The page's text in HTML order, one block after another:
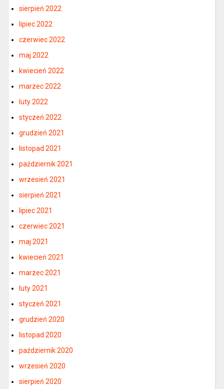
sierpień 2022
lipiec 2022
czerwiec 2022
maj 2022
kwiecień 2022
marzec 2022
luty 2022
styczeń 2022
grudzień 2021
listopad 2021
październik 2021
wrzesień 2021
sierpień 2021
lipiec 2021
czerwiec 2021
maj 2021
kwiecień 2021
marzec 2021
luty 2021
styczeń 2021
grudzień 2020
listopad 2020
październik 2020
wrzesień 2020
sierpień 2020